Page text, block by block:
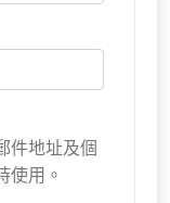
件地址及個
使用。